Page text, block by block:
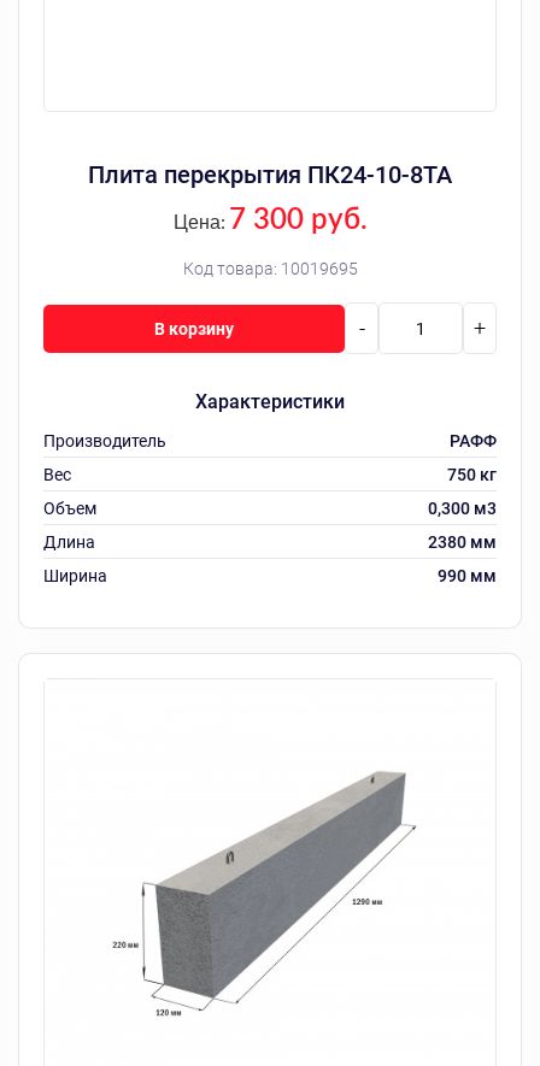
Плита перекрытия ПК24-10-8ТА
Код товара: 10019695
Цена: 7 300 руб.
Характеристики
Производитель
РАФФ
Вес
750 кг
Объем
0,300 м3
Длина
2380 мм
Ширина
990 мм
- +
В корзину